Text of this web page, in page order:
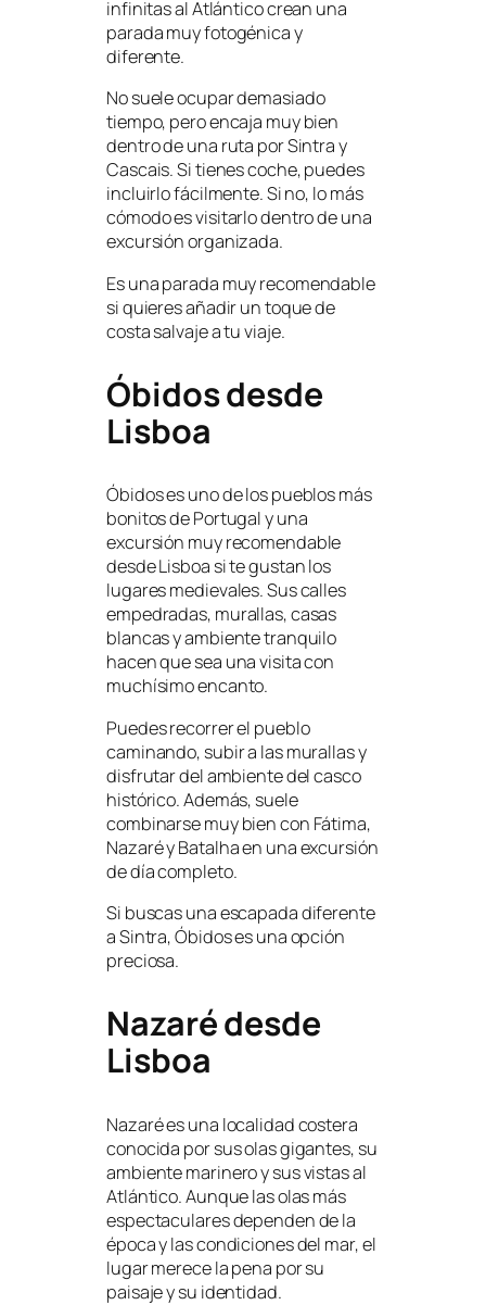
infinitas al Atlántico crean una
parada muy fotogénica y
diferente.
No suele ocupar demasiado
tiempo, pero encaja muy bien
dentro de una ruta por Sintra y
Cascais. Si tienes coche, puedes
incluirlo fácilmente. Si no, lo más
cómodo es visitarlo dentro de una
excursión organizada.
Es una parada muy recomendable
si quieres añadir un toque de
costa salvaje a tu viaje.
Óbidos desde
Lisboa
Óbidos es uno de los pueblos más
bonitos de Portugal y una
excursión muy recomendable
desde Lisboa si te gustan los
lugares medievales. Sus calles
empedradas, murallas, casas
blancas y ambiente tranquilo
hacen que sea una visita con
muchísimo encanto.
Puedes recorrer el pueblo
caminando, subir a las murallas y
disfrutar del ambiente del casco
histórico. Además, suele
combinarse muy bien con Fátima,
Nazaré y Batalha en una excursión
de día completo.
Si buscas una escapada diferente
a Sintra, Óbidos es una opción
preciosa.
Nazaré desde
Lisboa
Nazaré es una localidad costera
conocida por sus olas gigantes, su
ambiente marinero y sus vistas al
Atlántico. Aunque las olas más
espectaculares dependen de la
época y las condiciones del mar, el
lugar merece la pena por su
paisaje y su identidad.